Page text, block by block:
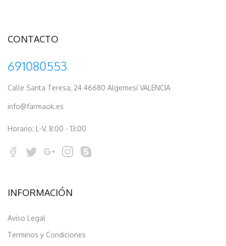
CONTACTO
691080553
Calle Santa Teresa, 24 46680 Algemesí VALENCIA
info@farmaok.es
Horario: L-V, 8:00 - 13:00
INFORMACIÓN
Aviso Legal
Terminos y Condiciones